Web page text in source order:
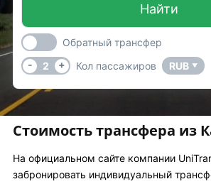
Найти
Обратный трансфер
-
2 + Кол пассажиров RUB ▼
Стоимость трансфера из
На официальном сайте компании
забронировать индивидуальный